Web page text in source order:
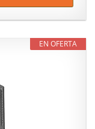
EN OFERTA